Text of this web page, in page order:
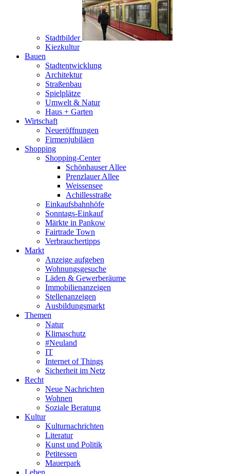
Stadtbilder
Kiezkultur
Bauen
Stadtentwicklung
Architektur
Straßenbau
Spielplätze
Umwelt & Natur
Haus + Garten
Wirtschaft
Neueröffnungen
Firmenjubiläen
Shopping
Shopping-Center
Schönhauser Allee
Prenzlauer Allee
Weissensee
Achillesstraße
Einkaufsbahnhöfe
Sonntags-Einkauf
Märkte in Pankow
Fairtrade Town
Verbrauchertipps
Markt
Anzeige aufgeben
Wohnungsgesuche
Läden & Gewerberäume
Immobilienanzeigen
Stellenanzeigen
Ausbildungsmarkt
Themen
Natur
Klimaschutz
#Neuland
IT
Internet of Things
Sicherheit im Netz
Recht
Neue Nachrichten
Wohnen
Soziale Beratung
Kultur
Kulturnachrichten
Literatur
Kunst und Politik
Petitessen
Mauerpark